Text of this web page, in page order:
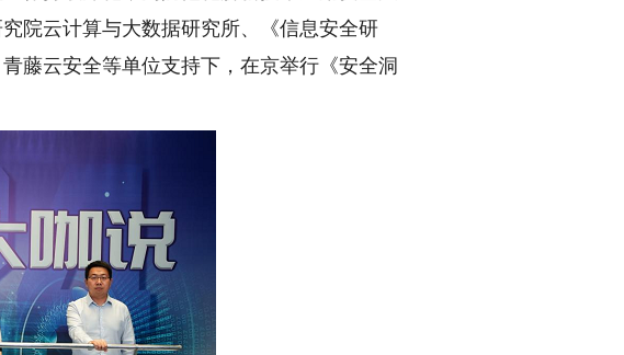
院云计算与大数据研究所、《信息安全研
藤云安全等单位支持下，在京举行《安全洞